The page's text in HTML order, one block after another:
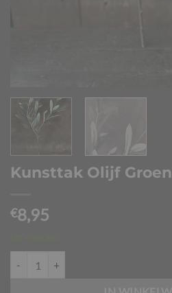
Kunsttak Olijf Groen
€8,95